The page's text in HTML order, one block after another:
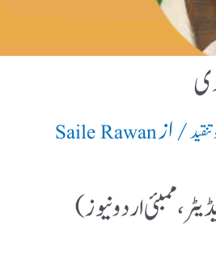
/ ازSaile Rawan
، ممبئی اردو نیوز )